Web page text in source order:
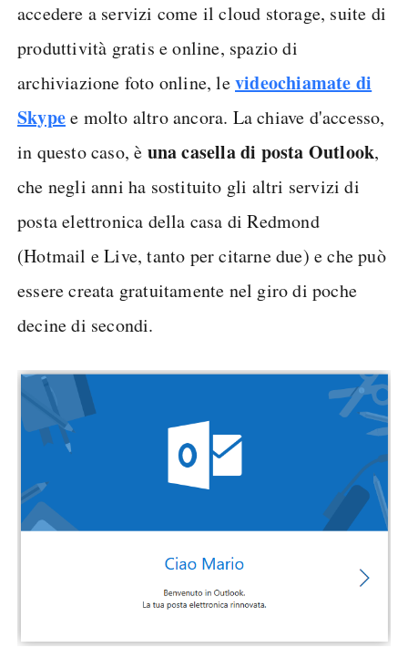
accedere a servizi come il cloud storage, suite di
produttività gratis e online, spazio di
archiviazione foto online, levideochiamate di
Skypee molto altro ancora. La chiave d'accesso,
in questo caso, è una casella di posta Outlook,
che negli anni ha sostituito gli altri servizi di
posta elettronica della casa di Redmond
(Hotmail e Live, tanto per citarne due) e che può
essere creata gratuitamente nel giro di poche
decine di secondi.